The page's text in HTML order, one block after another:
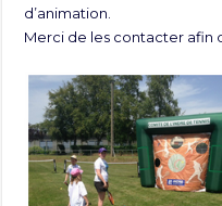
d’animation.
Merci de les contacter afin